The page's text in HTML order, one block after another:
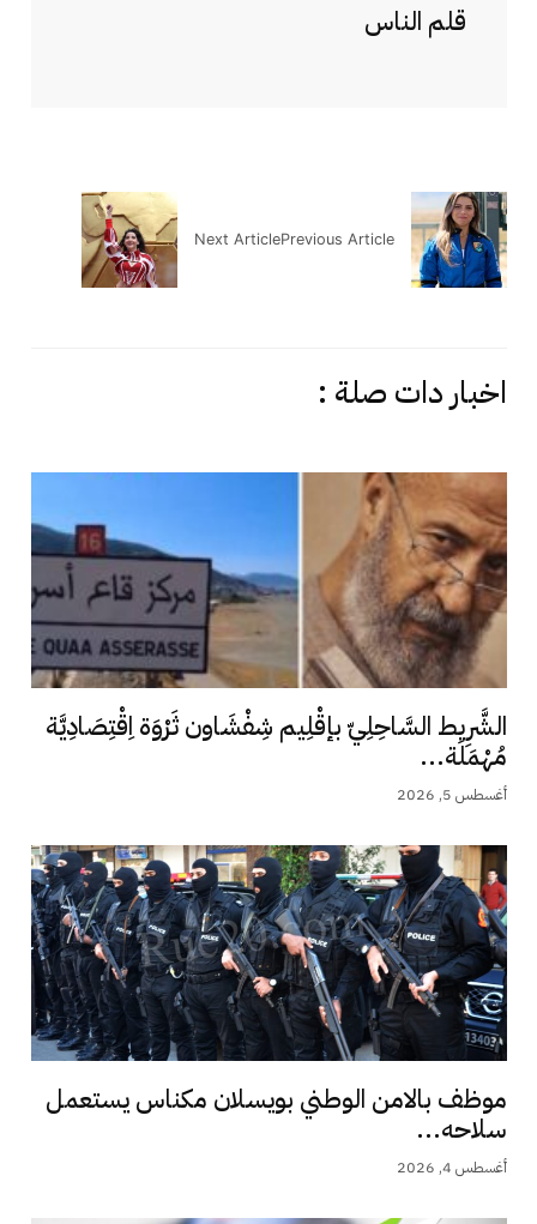
قلم الناس
Previous Article
Next Article
اخبار دات صلة :
الشَّرِيط السَّاحِلِيّ بإقْلِيم شِفْشَاون ثَرْوَة اِقْتِصَادِيَّة
مُهْمَلَة...
أغسطس 5, 2026
موظف بالامن الوطني بويسلان مكناس يستعمل
سلاحه...
أغسطس 4, 2026